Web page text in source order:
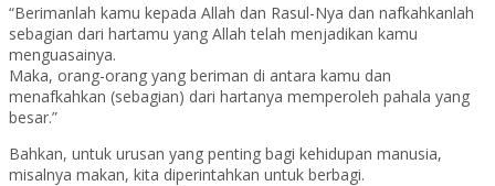
“Berimanlah kamu kepada Allah dan Rasul-Nya dan nafkahkanlah
sebagian dari hartamu yang Allah telah menjadikan kamu
menguasainya.
Maka, orang-orang yang beriman di antara kamu dan
menafkahkan (sebagian) dari hartanya memperoleh pahala yang
besar.”
Bahkan, untuk urusan yang penting bagi kehidupan manusia,
misalnya makan, kita diperintahkan untuk berbagi.